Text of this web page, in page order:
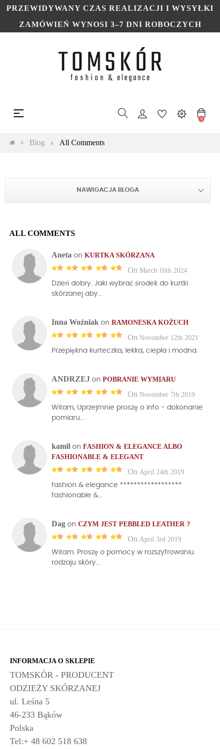
PRZEWIDYWANY CZAS REALIZACJI I WYSYŁKI
ZAMÓWIEŃ WYNOSI 3–7 DNI ROBOCZYCH
Toggle
navigation
☰
0
Blog All Comments
NAWIGACJA BLOGA
ALL COMMENTS
Aneta on KURTKA SKÓRZANA
On March 16th 2024
Dzień dobry. Jaki wybrać środek do kurtki
skórzanej aby...
Inna Woźniak on RAMONESKA KOŻUCH
On November 12th 2021
Przepiękna kurteczka, lekka, ciepła i modna.
ANDRZEJ on POBRANIE WYMIARU
On November 7th 2019
Witam, Uprzejmnie proszę o info - dokonanie
pomiaru...
kamil on FASHION & ELEGANCE ALBO
FASHIONABLE & ELEGANT
On April 24th 2019
fashion & elegance ******************
fashionable &...
Dag on CZYM JEST PEBBLED LEATHER ?
On April 3rd 2019
Witam. Proszę o pomocy w rozszyfrowaniu
rodzaju skóry...
INFORMACJA O SKLEPIE
TOMSKÓR - PRODUCENT
ODZIEŻY SKÓRZANEJ
ul. Leśna 5
46-233 Bąków
Polska
Tel:+ 48 602 518 638